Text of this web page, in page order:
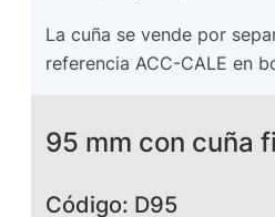
La cuña se vende por
referencia ACC-CALE en
95 mm con cuña
Código: D95